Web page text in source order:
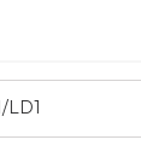
LD1